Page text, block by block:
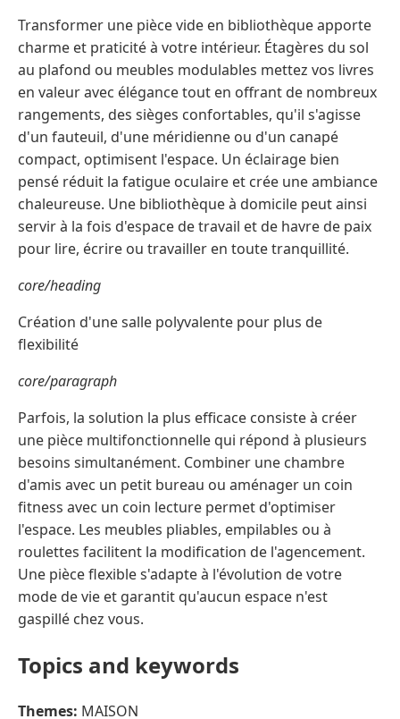
Transformer une pièce vide en bibliothèque apporte
charme et praticité à votre intérieur. Étagères du sol
au plafond ou meubles modulables mettez vos livres
en valeur avec élégance tout en offrant de nombreux
rangements, des sièges confortables, qu'il s'agisse
d'un fauteuil, d'une méridienne ou d'un canapé
compact, optimisent l'espace. Un éclairage bien
pensé réduit la fatigue oculaire et crée une ambiance
chaleureuse. Une bibliothèque à domicile peut ainsi
servir à la fois d'espace de travail et de havre de paix
pour lire, écrire ou travailler en toute tranquillité.
core/heading
Création d'une salle polyvalente pour plus de
flexibilité
core/paragraph
Parfois, la solution la plus efficace consiste à créer
une pièce multifonctionnelle qui répond à plusieurs
besoins simultanément. Combiner une chambre
d'amis avec un petit bureau ou aménager un coin
fitness avec un coin lecture permet d'optimiser
l'espace. Les meubles pliables, empilables ou à
roulettes facilitent la modification de l'agencement.
Une pièce flexible s'adapte à l'évolution de votre
mode de vie et garantit qu'aucun espace n'est
gaspillé chez vous.
Topics and keywords
Themes: MAISON